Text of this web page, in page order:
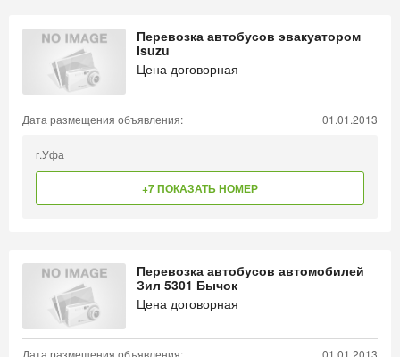
Перевозка автобусов эвакуатором
Isuzu
Цена договорная
Дата размещения объявления: 01.01.2013
г.Уфа
+7 ПОКАЗАТЬ НОМЕР
Перевозка автобусов автомобилей
Зил 5301 Бычок
Цена договорная
Дата размещения объявления: 01.01.2013